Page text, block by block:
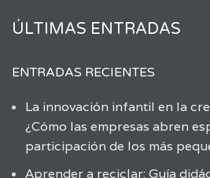
ÚLTIMAS ENTRADAS
ENTRADAS RECIENTES
La innovación infantil en la
¿Cómo las empresas abren
participación de los más
Aprender a reciclar: Guía